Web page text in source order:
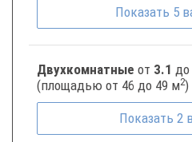
Показать 5
Двухкомнатные от 3.1 до
(площадью от 46 до 49 м2)
Показать 2